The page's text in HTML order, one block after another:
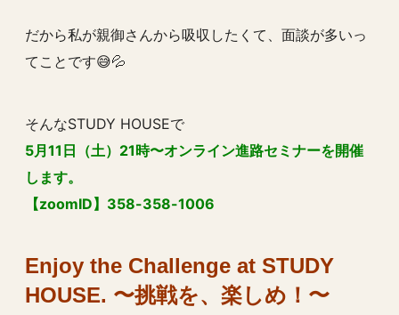
だから私が親御さんから吸収したくて、面談が多いっ
てことです😅💦
そんなSTUDY HOUSEで
5月11日（土）21時〜オンライン進路セミナーを開催
します。
【zoomID】358-358-1006
Enjoy the Challenge at STUDY
HOUSE. 〜挑戦を、楽しめ！〜